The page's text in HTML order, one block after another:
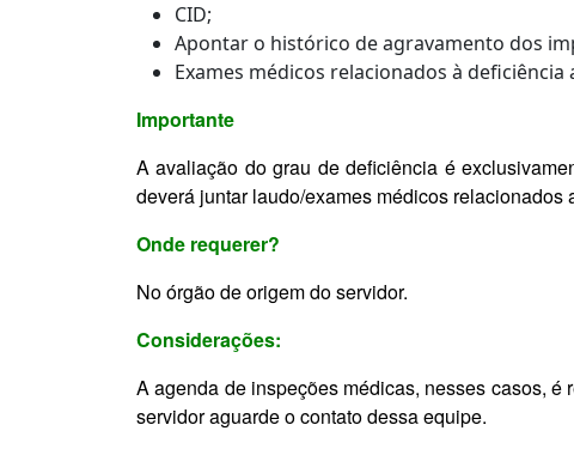
CID;
Apontar o histórico de agravamento dos
Exames médicos relacionados à deficiência
Importante
A avaliação do grau de deficiência é
deverá juntar laudo/exames médicos
Onde requerer?
No órgão de origem do servidor.
Considerações:
A agenda de inspeções médicas, nesses casos,
servidor aguarde o contato dessa equipe.